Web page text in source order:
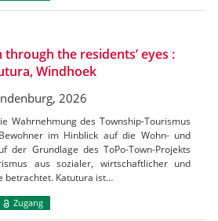
the residents’ eyes :
Windhoek
2026
Wahrnehmung des Township-Tourismus
im Hinblick auf die Wohn- und
der Grundlage des ToPo-Town-Projekts
aus sozialer, wirtschaftlicher und
betrachtet. Katutura ist…
Zugang